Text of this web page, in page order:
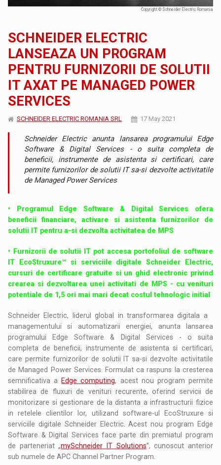
Copyright © Schneider Electric Romania
SCHNEIDER ELECTRIC
LANSEAZA UN PROGRAM
PENTRU FURNIZORII DE SOLUTII
IT AXAT PE MANAGED POWER
SERVICES
SCHNEIDER ELECTRIC ROMANIA SRL 17 May 2021
Schneider Electric anunta lansarea programului Edge
Software & Digital Services - o suita completa de
beneficii, instrumente de asistenta si certificari, care
permite furnizorilor de solutii IT sa-si dezvolte activitatile
de Managed Power Services
• Programul Edge Software & Digital Services ofera
beneficii financiare, activare si asistenta furnizorilor de
solutii IT pentru a-si dezvolta activitatea de MPS
• Furnizorii de solutii IT pot accesa portofoliul de software
IT EcoStruxure™ si serviciile digitale Schneider Electric,
cursuri de certificare gratuite si un ghid electronic privind
crearea si dezvoltarea unei activitati de MPS - cu venituri
potentiale de 1,5 ori mai mari decat costul tehnologic initial
Schneider Electric, liderul global in transformarea digitala a
managementului si automatizarii energiei, anunta lansarea
programului Edge Software & Digital Services - o suita
completa de beneficii, instrumente de asistenta si certificari,
care permite furnizorilor de solutii IT sa-si dezvolte activitatile
de Managed Power Services. Formulat ca raspuns la cresterea
semnificativa a
Edge computing, acest nou program permite
stabilirea de fluxuri de venituri recurente, oferind servicii de
monitorizare si gestionare de la distanta a infrastructurii fizice
in retelele clientilor lor, utilizand software-ul EcoStruxure si
serviciile digitale Schneider Electric. Acest nou program Edge
Software & Digital Services face parte din premiatul program
de parteneriat „mySchneider IT Solutions”, cunoscut anterior
sub numele de APC Channel Partner Program.